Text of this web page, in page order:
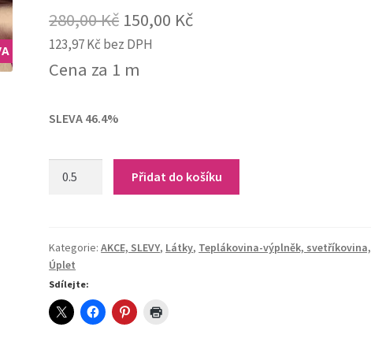
280,00Kč Original
price
was:
150,00 KčCurrent
123,97Kč bez DPH
Cena za 1 m
SLEVA 46.4%
(starorůžová)
quantity
Přidat do košíku
Kategorie:AKCE, SLEVY, Látky, Teplákovina-výplněk, svetříkovina,
Úplet
Sdílejte: